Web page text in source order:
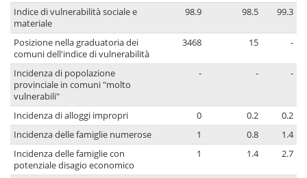
Indice di vulnerabilità sociale e
materiale
98.9 98.5 99.3
Posizione nella graduatoria dei
comuni dell'indice di vulnerabilità
3468 15 -
Incidenza di popolazione
provinciale in comuni "molto
vulnerabili"
- - -
Incidenza di alloggi impropri 0 0.2
0.2
Incidenza delle famiglie numerose
1 0.8
1.4
Incidenza delle famiglie con
potenziale disagio economico
1 1.4 2.7